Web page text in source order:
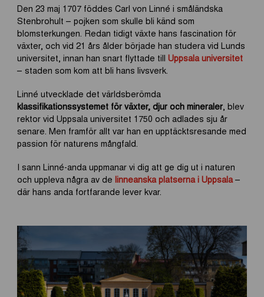
Den 23 maj 1707 föddes Carl von Linné i småländska
Stenbrohult – pojken som skulle bli känd som
blomsterkungen. Redan tidigt växte hans fascination för
växter, och vid 21 års ålder började han studera vid Lunds
universitet, innan han snart flyttade till Uppsala universitet
– staden som kom att bli hans livsverk.
Linné utvecklade det världsberömda
klassifikationssystemet för växter, djur och mineraler, blev
rektor vid Uppsala universitet 1750 och adlades sju år
senare. Men framför allt var han en upptäcktsresande med
passion för naturens mångfald.
I sann Linné-anda uppmanar vi dig att ge dig ut i naturen
och uppleva några av de linneanska platserna i Uppsala–
där hans anda fortfarande lever kvar.